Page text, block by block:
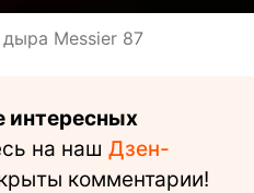
Messier 87
интересных
на наш Дзен-
комментарии!